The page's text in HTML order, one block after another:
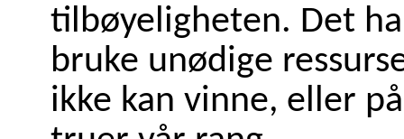
tilbøyeligheten. Det
bruke unødige
ikke kan vinne, eller